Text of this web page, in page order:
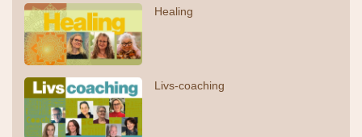
Healing
Livs-coaching